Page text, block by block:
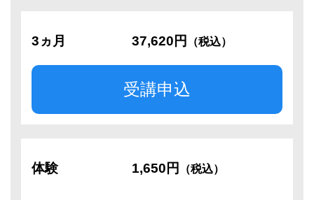
3ヵ月 37,620円 （税込）
受講申込
体験 1,650円 （税込）